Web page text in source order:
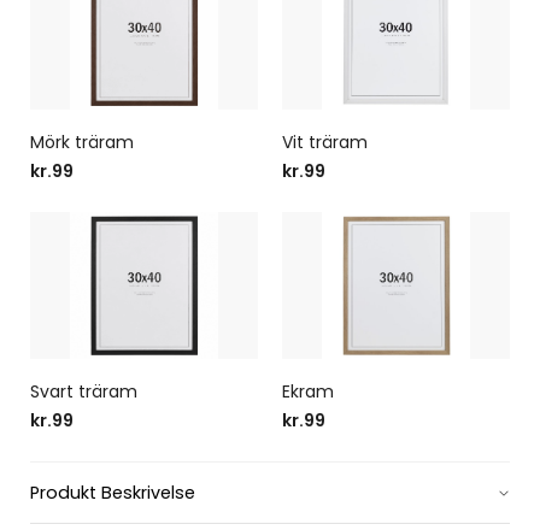
Mörk träram
kr.99
Vit träram
kr.99
Svart träram
kr.99
Ekram
kr.99
Produkt Beskrivelse